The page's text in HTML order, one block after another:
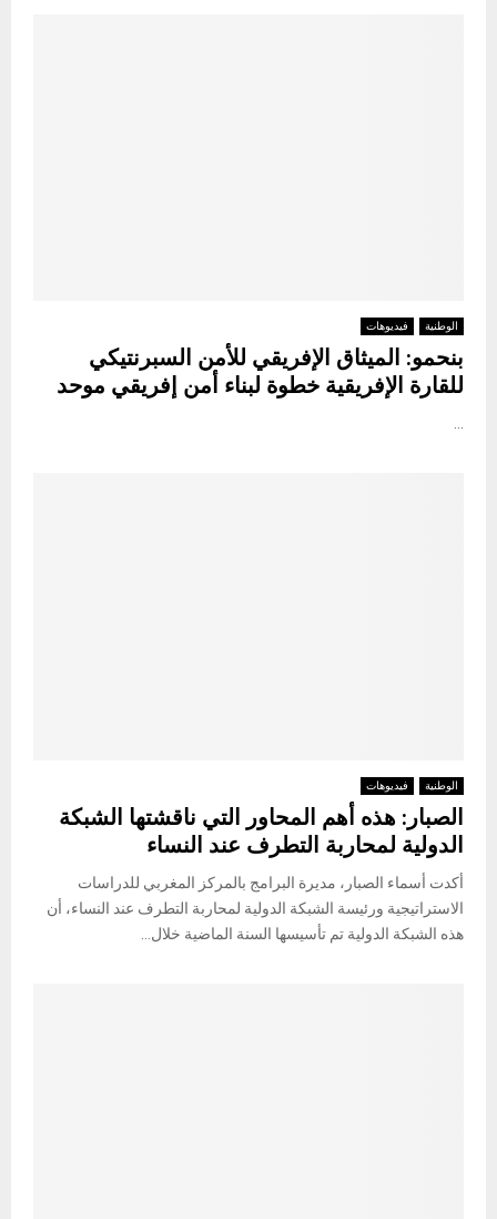
الوطنية فيديوهات
بنحمو: الميثاق الإفريقي للأمن السبرنتيكي
للقارة الإفريقية خطوة لبناء أمن إفريقي موحد
...
الوطنية فيديوهات
الصبار: هذه أهم المحاور التي ناقشتها الشبكة
الدولية لمحاربة التطرف عند النساء
أكدت أسماء الصبار، مديرة البرامج بالمركز المغربي للدراسات
الاستراتيجية ورئيسة الشبكة الدولية لمحاربة التطرف عند النساء، أن
هذه الشبكة الدولية تم تأسيسها السنة الماضية خلال...